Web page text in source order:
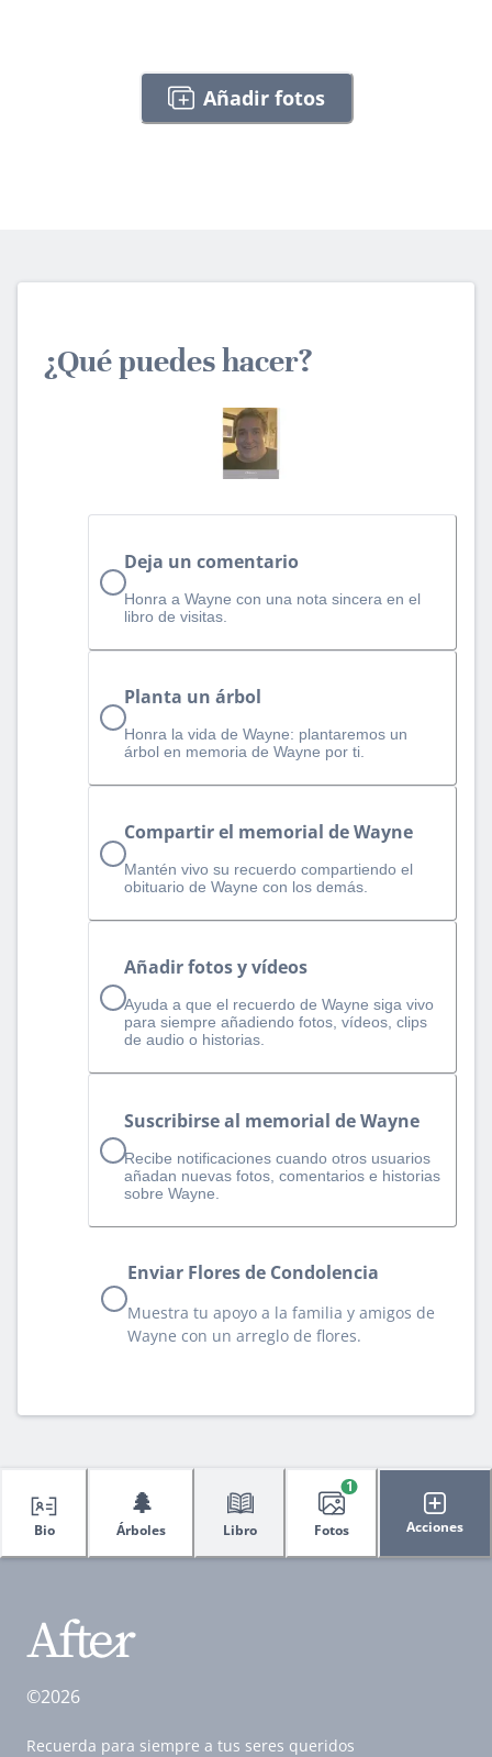
Añadir fotos
¿Qué puedes hacer?
Deja un comentario
Honra a Wayne con una nota sincera en el
libro de visitas.
Planta un árbol
Honra la vida de Wayne: plantaremos un
árbol en memoria de Wayne por ti.
Compartir el memorial de Wayne
Mantén vivo su recuerdo compartiendo el
obituario de Wayne con los demás.
Añadir fotos y vídeos
Ayuda a que el recuerdo de Wayne siga vivo
para siempre añadiendo fotos, vídeos, clips
de audio o historias.
Suscribirse al memorial de Wayne
Recibe notificaciones cuando otros usuarios
añadan nuevas fotos, comentarios e historias
sobre Wayne.
Enviar Flores de Condolencia
Muestra tu apoyo a la familia y amigos de
Wayne con un arreglo de flores.
Bio
🌲
Árboles Libro Fotos
1
Acciones
©2026
Recuerda para siempre a tus seres queridos